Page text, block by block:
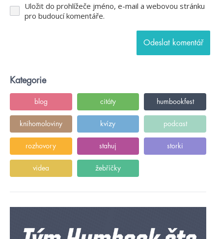
Uložit do prohlížeče jméno, e-mail a webovou stránku
pro budoucí komentáře.
Kategorie
blog citáty humbookfest
knihomoloviny kvízy podcast
rozhovory stahuj storki
videa žebříčky